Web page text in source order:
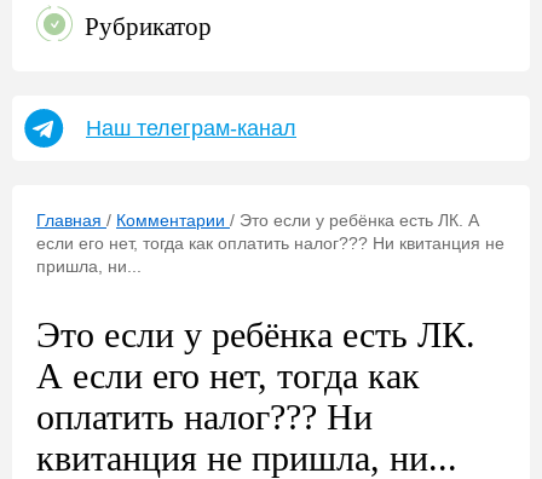
Рубрикатор
Наш телеграм-канал
Главная / Комментарии / Это если у ребёнка есть ЛК. А
если его нет, тогда как оплатить налог??? Ни квитанция не
пришла, ни...
Это если у ребёнка есть ЛК.
А если его нет, тогда как
оплатить налог??? Ни
квитанция не пришла, ни...